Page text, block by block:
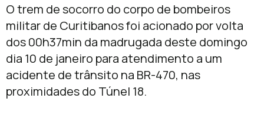
O trem de socorro do corpo de bombeiros
militar de Curitibanos foi acionado por volta
dos 00h37min da madrugada deste domingo
dia 10 de janeiro para atendimento a um
acidente de trânsito na BR-470, nas
proximidades do Túnel 18.